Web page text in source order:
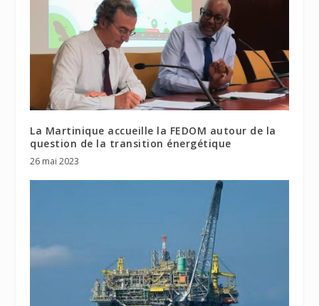
La Martinique accueille la FEDOM autour de la
question de la transition énergétique
26 mai 2023